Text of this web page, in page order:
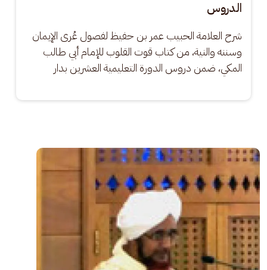
الدروس
شرح العلامة الحبيب عمر بن حفيظ لفصول عُرى الإيمان
وسننه والنية، من كتاب قوت القلوب للإمام أبي طالب
المكي، ضمن دروس الدورة التعليمية العشرين بدار
الصورة